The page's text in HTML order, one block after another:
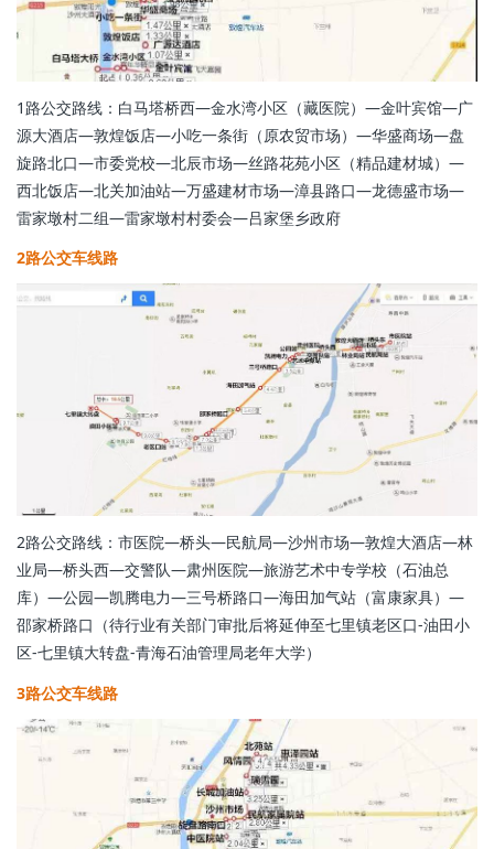
1路公交路线：白马塔桥西—金水湾小区（藏医院）—金叶宾馆—广
源大酒店—敦煌饭店—小吃一条街（原农贸市场）—华盛商场—盘
旋路北口—市委党校—北辰市场—丝路花苑小区（精品建材城）—
西北饭店—北关加油站—万盛建材市场—漳县路口—龙德盛市场—
雷家墩村二组—雷家墩村村委会—吕家堡乡政府
2路公交车线路
2路公交路线：市医院—桥头—民航局—沙州市场—敦煌大酒店—林
业局—桥头西—交警队—肃州医院—旅游艺术中专学校（石油总
库）—公园—凯腾电力—三号桥路口—海田加气站（富康家具）—
邵家桥路口（待行业有关部门审批后将延伸至七里镇老区口-油田小
区-七里镇大转盘-青海石油管理局老年大学）
3路公交车线路